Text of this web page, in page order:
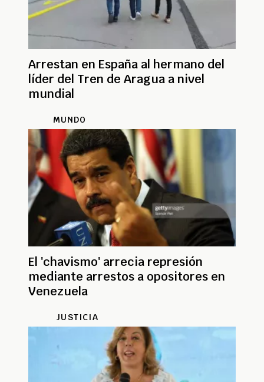
Arrestan en España al hermano del
líder del Tren de Aragua a nivel
mundial
MUNDO
El 'chavismo' arrecia represión
mediante arrestos a opositores en
Venezuela
JUSTICIA